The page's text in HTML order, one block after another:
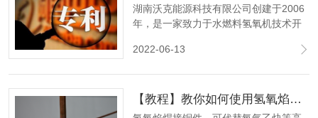
湖南沃克能源科技有限公司创建于2006
年，是一家致力于水燃料氢氧机技术开
氧能源研究中心，在氢氧能源领域我们
2022-06-13
【教程】教你如何使用氢氧焰焊接空调铜管！